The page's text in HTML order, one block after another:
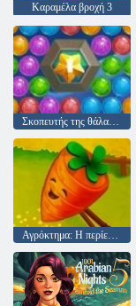
Καραμέλα βροχή 3
Σκοπευτής της θάλασσας